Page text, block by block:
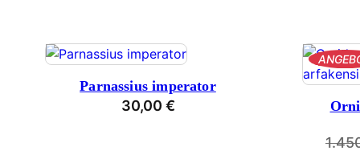
Parnassius imperator
30,00 €